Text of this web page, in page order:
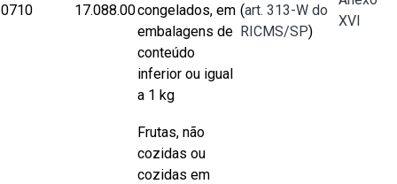
0710 17.088.00congelados, em
embalagens de
conteúdo
inferior ou igual
a 1 kg
(art. 313-W do
RICMS/SP)
XVI
Frutas, não
cozidas ou
cozidas em